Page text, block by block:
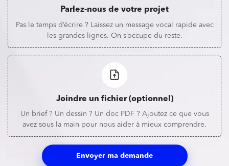
Parlez-nous de votre projet
Pas le temps d’écrire ? Laissez un message vocal rapide avec
les grandes lignes. On s’occupe du reste.
Joindre un fichier (optionnel)
Un brief ? Un dessin ? Un doc PDF ? Ajoutez ce que vous
avez sous la main pour nous aider à mieux comprendre.
Envoyer ma demande